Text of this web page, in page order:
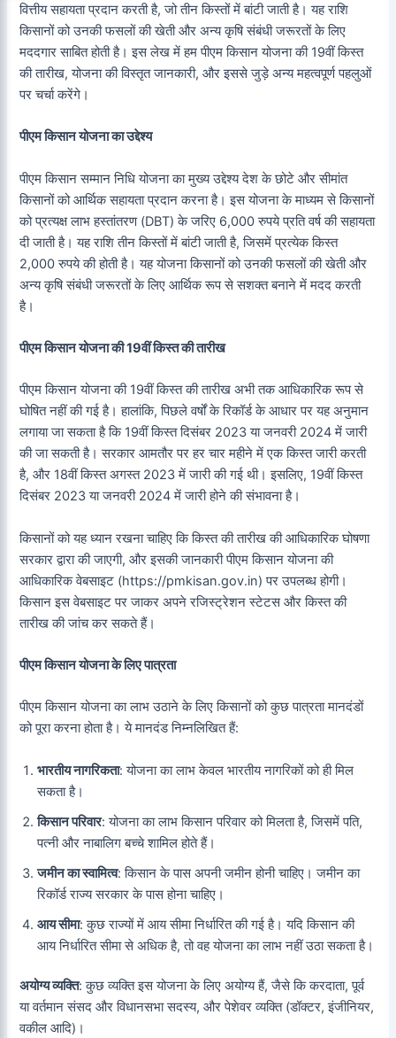
वित्तीय सहायता प्रदान करती है, जो तीन किस्तों में बांटी जाती है। यह राशि
किसानों को उनकी फसलों की खेती और अन्य कृषि संबंधी जरूरतों के लिए
मददगार साबित होती है। इस लेख में हम पीएम किसान योजना की 19वीं किस्त
की तारीख, योजना की विस्तृत जानकारी, और इससे जुड़े अन्य महत्वपूर्ण पहलुओं
पर चर्चा करेंगे।
पीएम किसान योजना का उद्देश्य
पीएम किसान सम्मान निधि योजना का मुख्य उद्देश्य देश के छोटे और सीमांत
किसानों को आर्थिक सहायता प्रदान करना है। इस योजना के माध्यम से किसानों
को प्रत्यक्ष लाभ हस्तांतरण (DBT) के जरिए 6,000 रुपये प्रति वर्ष की सहायता
दी जाती है। यह राशि तीन किस्तों में बांटी जाती है, जिसमें प्रत्येक किस्त
2,000 रुपये की होती है। यह योजना किसानों को उनकी फसलों की खेती और
अन्य कृषि संबंधी जरूरतों के लिए आर्थिक रूप से सशक्त बनाने में मदद करती
है।
पीएम किसान योजना की 19वीं किस्त की तारीख
पीएम किसान योजना की 19वीं किस्त की तारीख अभी तक आधिकारिक रूप से
घोषित नहीं की गई है। हालांकि, पिछले वर्षों के रिकॉर्ड के आधार पर यह अनुमान
लगाया जा सकता है कि 19वीं किस्त दिसंबर 2023 या जनवरी 2024 में जारी
की जा सकती है। सरकार आमतौर पर हर चार महीने में एक किस्त जारी करती
है, और 18वीं किस्त अगस्त 2023 में जारी की गई थी। इसलिए, 19वीं किस्त
दिसंबर 2023 या जनवरी 2024 में जारी होने की संभावना है।
किसानों को यह ध्यान रखना चाहिए कि किस्त की तारीख की आधिकारिक घोषणा
सरकार द्वारा की जाएगी, और इसकी जानकारी पीएम किसान योजना की
आधिकारिक वेबसाइट (https://pmkisan.gov.in) पर उपलब्ध होगी।
किसान इस वेबसाइट पर जाकर अपने रजिस्ट्रेशन स्टेटस और किस्त की
तारीख की जांच कर सकते हैं।
पीएम किसान योजना के लिए पात्रता
पीएम किसान योजना का लाभ उठाने के लिए किसानों को कुछ पात्रता मानदंडों
को पूरा करना होता है। ये मानदंड निम्नलिखित हैं:
भारतीय नागरिकता: योजना का लाभ केवल भारतीय नागरिकों को ही मिल
सकता है।
किसान परिवार: योजना का लाभ किसान परिवार को मिलता है, जिसमें पति,
पत्नी और नाबालिग बच्चे शामिल होते हैं।
जमीन का स्वामित्व: किसान के पास अपनी जमीन होनी चाहिए। जमीन का
रिकॉर्ड राज्य सरकार के पास होना चाहिए।
आय सीमा: कुछ राज्यों में आय सीमा निर्धारित की गई है। यदि किसान की
आय निर्धारित सीमा से अधिक है, तो वह योजना का लाभ नहीं उठा सकता है।
अयोग्य व्यक्ति: कुछ व्यक्ति इस योजना के लिए अयोग्य हैं, जैसे कि करदाता, पूर्व
या वर्तमान संसद और विधानसभा सदस्य, और पेशेवर व्यक्ति (डॉक्टर, इंजीनियर,
वकील आदि)।